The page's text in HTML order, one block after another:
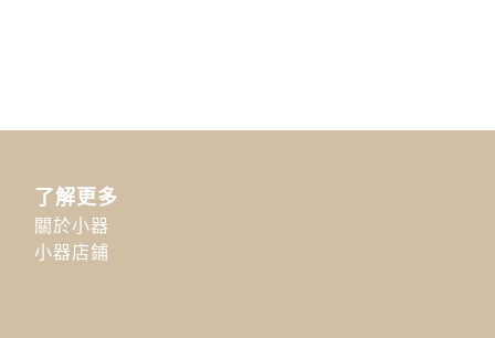
了解更多
關於小器
小器店鋪